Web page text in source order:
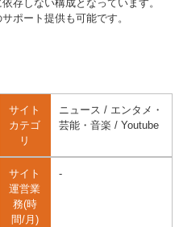
存しない構成となっています。
ポート提供も可能です。
サイト
カテゴ
リ
ニュース / エンタメ・
芸能・音楽 / Youtube
サイト
運営業
務(時
間/月)
-